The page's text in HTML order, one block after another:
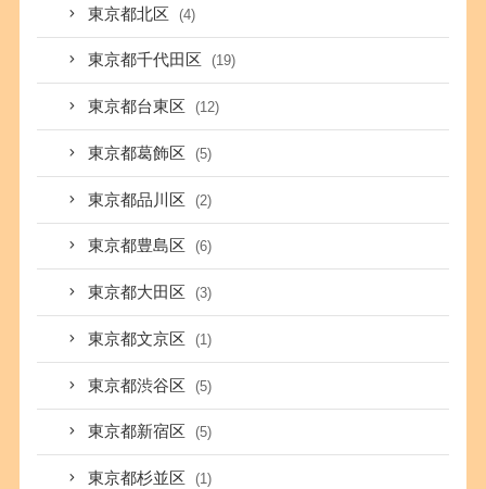
東京都北区 (4)
東京都千代田区 (19)
東京都台東区 (12)
東京都葛飾区 (5)
東京都品川区 (2)
東京都豊島区 (6)
東京都大田区 (3)
東京都文京区 (1)
東京都渋谷区 (5)
東京都新宿区 (5)
東京都杉並区 (1)